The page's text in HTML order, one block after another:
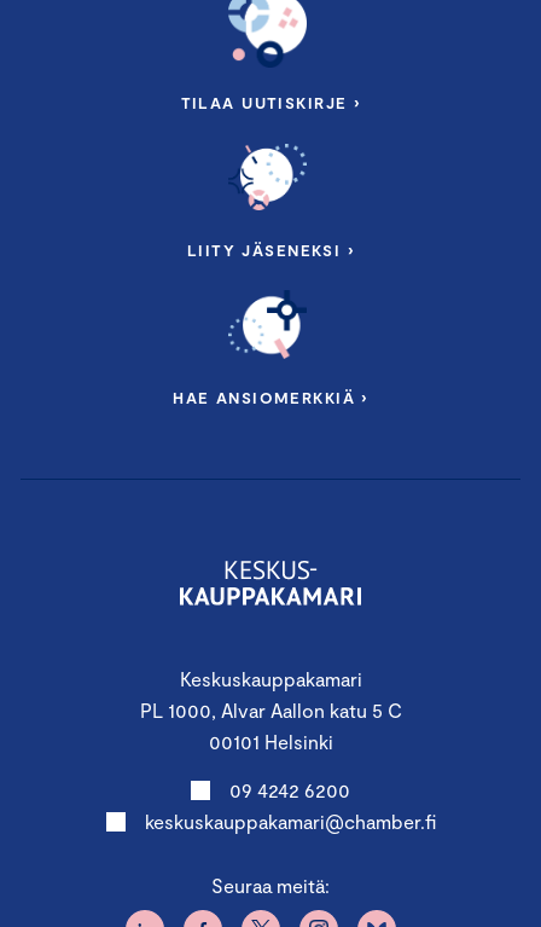
Keskuskauppakamari
PL 1000, Alvar Aallon katu 5 C
00101 Helsinki
09 4242 6200
keskuskauppakamari@chamber.fi
Seuraa meitä:
TILAA UUTISKIRJE ›
LIITY JÄSENEKSI ›
HAE ANSIOMERKKIÄ ›